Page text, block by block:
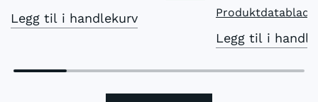
Legg til i handlekurv Produktdatablad
Legg til i